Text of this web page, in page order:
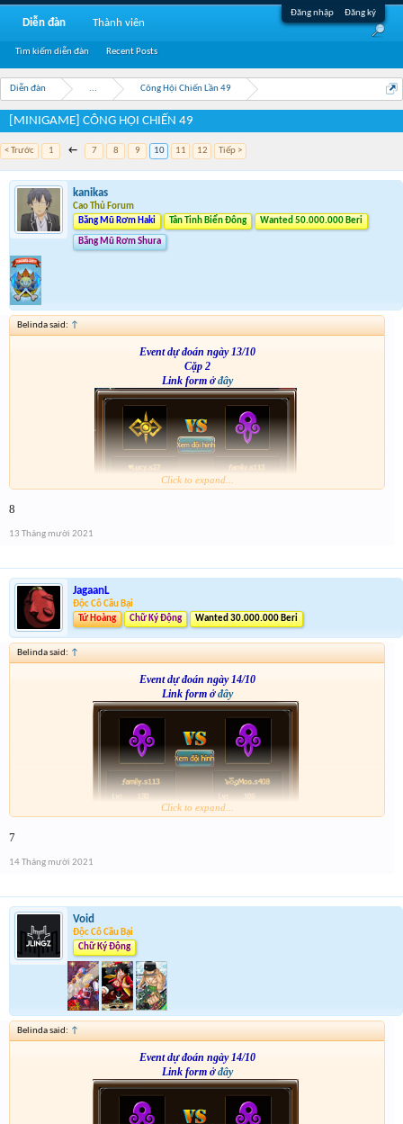
Đăng nhập Đăng ký
Diễn đàn ... Công Hội Chiến Lần 49
[MINIGAME] CÔNG HỘI CHIẾN 49
< Trước 1 ← 7 8 9 10 11 12 Tiếp >
kanikas
Cao Thủ Forum
Băng Mũ Rơm Haki
Tân Tinh Biển Đông Wanted 50.000.000 Beri
Băng Mũ Rơm Shura
Belinda said: ↑
Event dự đoán ngày 13/10
Cặp 2
Link form ởđây
Click to expand...
8
13 Tháng mười 2021
JagaanL
Độc Cô Cầu Bại
Tứ Hoàng
Chữ Ký Động Wanted 30.000.000 Beri
Belinda said: ↑
Event dự đoán ngày 14/10
Link form ởđây
Click to expand...
7
14 Tháng mười 2021
Void
Độc Cô Cầu Bại
Chữ Ký Động
Belinda said: ↑
Event dự đoán ngày 14/10
Link form ởđây
Diễn đàn
Tìm kiếm diễn đàn Recent Posts
Thành viên